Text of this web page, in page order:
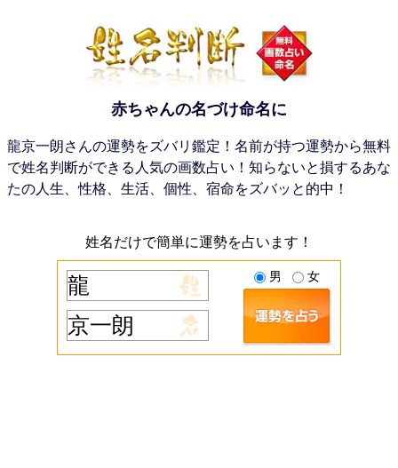
赤ちゃんの名づけ命名に
龍京一朗さんの運勢をズバリ鑑定！名前が持つ運勢から無料
で姓名判断ができる人気の画数占い！知らないと損するあな
たの人生、性格、生活、個性、宿命をズバッと的中！
姓名だけで簡単に運勢を占います！
男 女